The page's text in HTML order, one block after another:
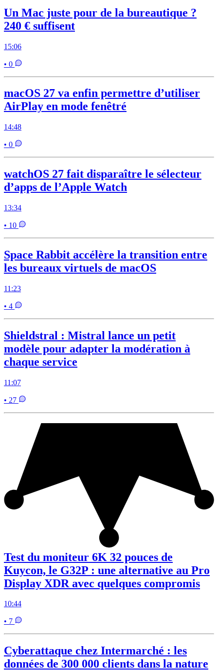
Un Mac juste pour de la bureautique ?
240 € suffisent
15:06
• 0
macOS 27 va enfin permettre d’utiliser
AirPlay en mode fenêtré
14:48
• 0
watchOS 27 fait disparaître le sélecteur
d’apps de l’Apple Watch
13:34
• 10
Space Rabbit accélère la transition entre
les bureaux virtuels de macOS
11:23
• 4
Shieldstral : Mistral lance un petit
modèle pour adapter la modération à
chaque service
11:07
• 27
Test du moniteur 6K 32 pouces de
Kuycon, le G32P : une alternative au Pro
Display XDR avec quelques compromis
10:44
• 7
Cyberattaque chez Intermarché : les
données de 300 000 clients dans la nature